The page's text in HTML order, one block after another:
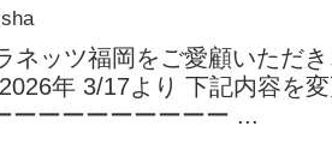
ネッツ福岡をご愛顧いただ
年 3/17より 下記内容を
ーーーーーーーー ...